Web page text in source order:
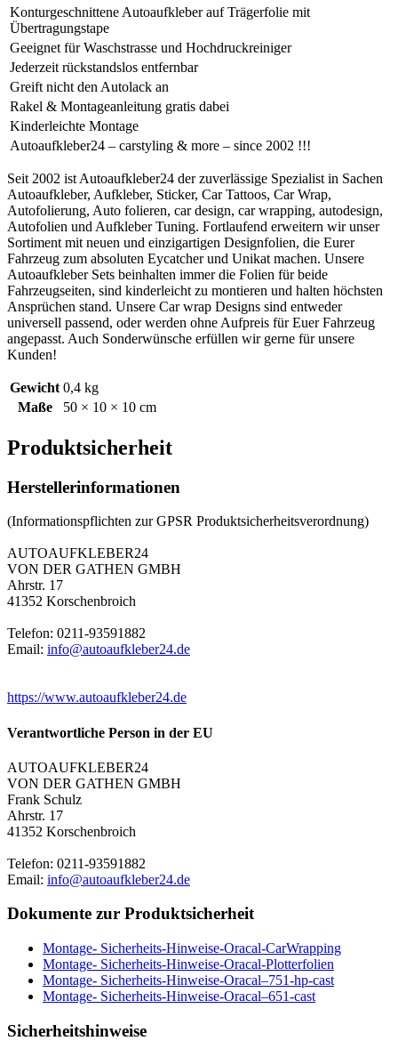
Konturgeschnittene Autoaufkleber auf Trägerfolie mit
Übertragungstape
Geeignet für Waschstrasse und Hochdruckreiniger
Jederzeit rückstandslos entfernbar
Greift nicht den Autolack an
Rakel & Montageanleitung gratis dabei
Kinderleichte Montage
Autoaufkleber24 – carstyling & more – since 2002 !!!
Seit 2002 ist Autoaufkleber24 der zuverlässige Spezialist in Sachen
Autoaufkleber, Aufkleber, Sticker, Car Tattoos, Car Wrap,
Autofolierung, Auto folieren, car design, car wrapping, autodesign,
Autofolien und Aufkleber Tuning. Fortlaufend erweitern wir unser
Sortiment mit neuen und einzigartigen Designfolien, die Eurer
Fahrzeug zum absoluten Eycatcher und Unikat machen. Unsere
Autoaufkleber Sets beinhalten immer die Folien für beide
Fahrzeugseiten, sind kinderleicht zu montieren und halten höchsten
Ansprüchen stand. Unsere Car wrap Designs sind entweder
universell passend, oder werden ohne Aufpreis für Euer Fahrzeug
angepasst. Auch Sonderwünsche erfüllen wir gerne für unsere
Kunden!
Gewicht 0,4 kg
Maße
50 × 10 × 10 cm
Produktsicherheit
Herstellerinformationen
(Informationspflichten zur GPSR Produktsicherheitsverordnung)
AUTOAUFKLEBER24
VON DER GATHEN GMBH
Ahrstr. 17
41352 Korschenbroich
Telefon: 0211-93591882
Email: info@autoaufkleber24.de
https://www.autoaufkleber24.de
Verantwortliche Person in der EU
AUTOAUFKLEBER24
VON DER GATHEN GMBH
Frank Schulz
Ahrstr. 17
41352 Korschenbroich
Telefon: 0211-93591882
Email: info@autoaufkleber24.de
Dokumente zur Produktsicherheit
Montage- Sicherheits-Hinweise-Oracal-CarWrapping
Montage- Sicherheits-Hinweise-Oracal-Plotterfolien
Montage- Sicherheits-Hinweise-Oracal–751-hp-cast
Montage- Sicherheits-Hinweise-Oracal–651-cast
Sicherheitshinweise